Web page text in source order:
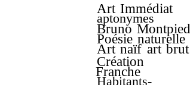
Art Immédiat
aptonymes
Bruno Montpied
Poésie naturelle
Art naïf art brut
Création
Franche
Habitants-